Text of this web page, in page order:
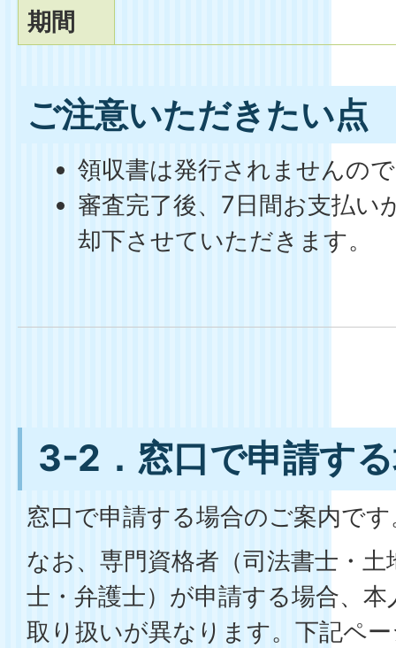
期間
ご注意いただきたい点
領収書は発行されませんの
審査完了後、7日間お支払い
却下させていただきます。
3-2．窓口で申請す
窓口で申請する場合のご案内です
なお、専門資格者（司法書士・
士・弁護士）が申請する場合、
取り扱いが異なります。下記ペ